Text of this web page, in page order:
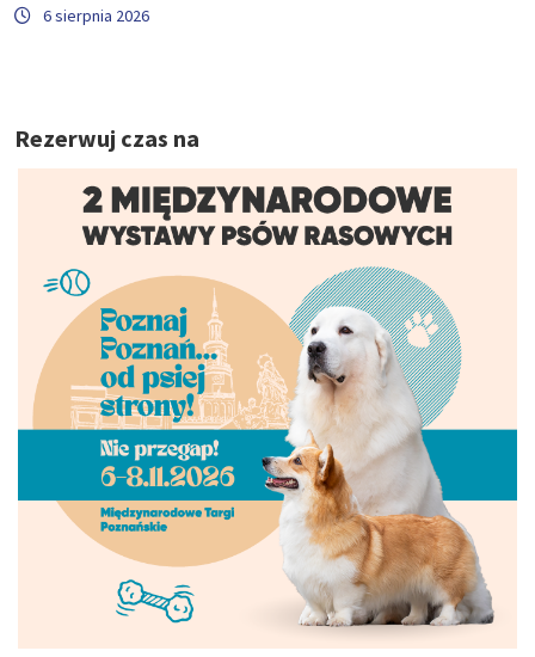
6 sierpnia 2026
Rezerwuj czas na